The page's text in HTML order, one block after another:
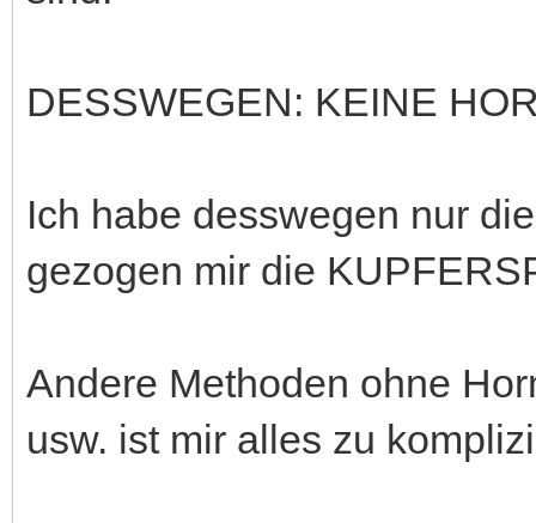
DESSWEGEN: KEINE
Ich habe desswegen nur
gezogen mir die
Andere Methoden ohne
usw. ist mir alles zu